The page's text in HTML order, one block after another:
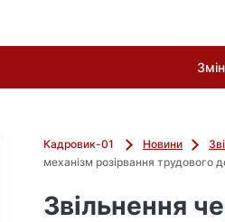
Кадровик-01 Новини
механізм розірвання трудового
Звільнення